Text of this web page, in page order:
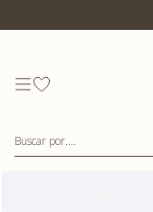
Buscar por....